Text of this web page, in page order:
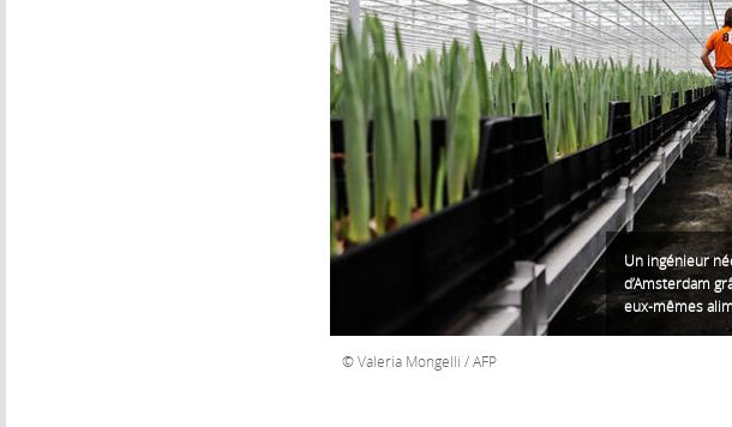
Un ingénieur
d’Amsterdam
eux-mêmes
Valeria Mongelli / AFP